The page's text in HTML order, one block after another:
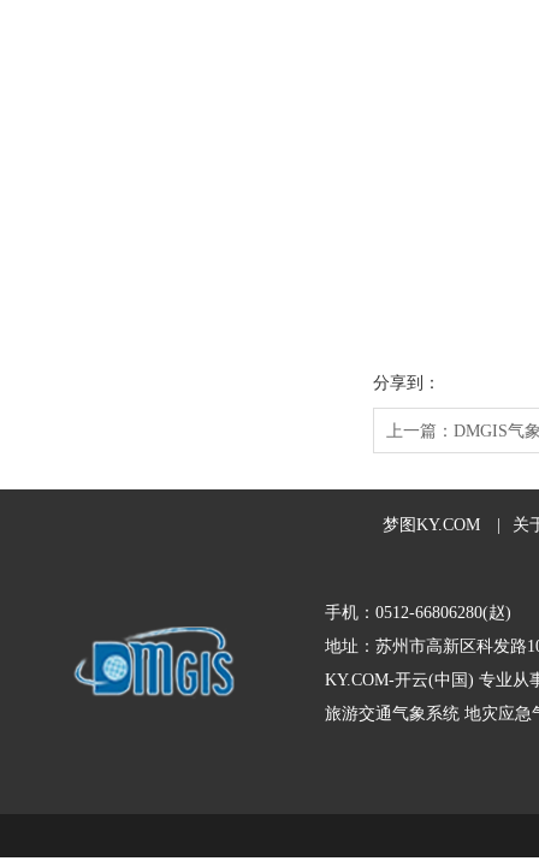
分享到：
上一篇： DMGIS气
梦图KY.COM 关
手机：0512-66806280(赵)
地址：苏州市高新区科发路
KY.COM-开云(中国) 专业从
旅游交通气象系统 地灾应急